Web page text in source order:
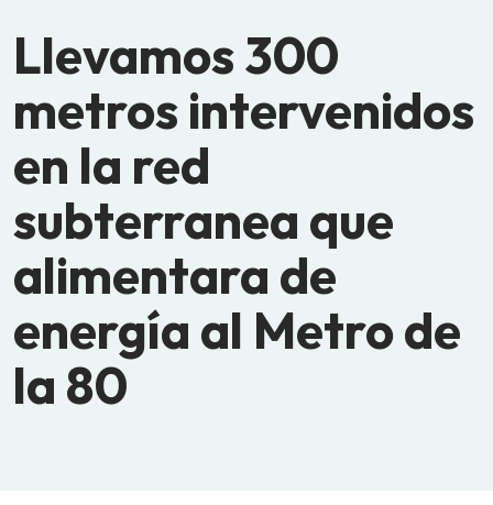
Llevamos 300
metros intervenidos
en la red
subterranea que
alimentara de
energía al Metro de
la 80